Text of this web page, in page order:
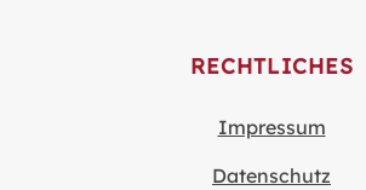
RECHTLICHES
Impressum
Datenschutz